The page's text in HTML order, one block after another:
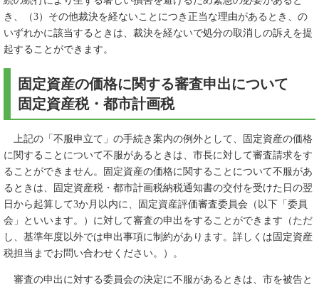
き、（3）その他裁決を経ないことにつき正当な理由があるとき、の
いずれかに該当するときは、裁決を経ないで処分の取消しの訴えを提
起することができます。
固定資産の価格に関する審査申出について
固定資産税・都市計画税
上記の「不服申立て」の手続き案内の例外として、固定資産の価格
に関することについて不服があるときは、市長に対して審査請求をす
ることができません。固定資産の価格に関することについて不服があ
るときは、固定資産税・都市計画税納税通知書の交付を受けた日の翌
日から起算して3か月以内に、固定資産評価審査委員会（以下「委員
会」といいます。）に対して審査の申出をすることができます（ただ
し、基準年度以外では申出事項に制約があります。詳しくは固定資産
税担当までお問い合わせください。）。
審査の申出に対する委員会の決定に不服があるときは、市を被告と